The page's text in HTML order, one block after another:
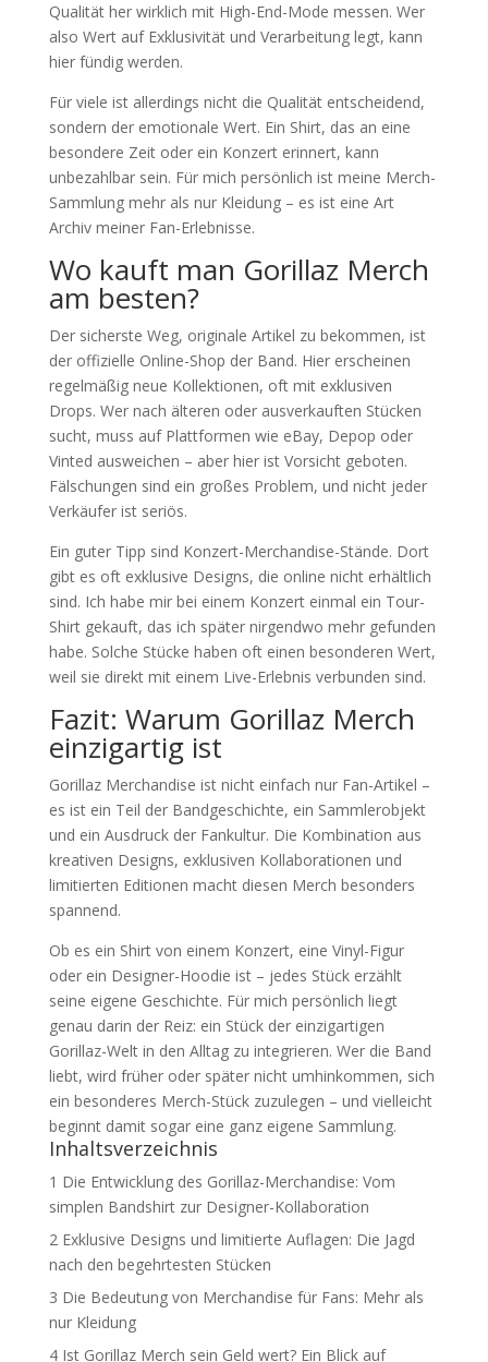
Qualität her wirklich mit High-End-Mode messen. Wer
also Wert auf Exklusivität und Verarbeitung legt, kann
hier fündig werden.
Für viele ist allerdings nicht die Qualität entscheidend,
sondern der emotionale Wert. Ein Shirt, das an eine
besondere Zeit oder ein Konzert erinnert, kann
unbezahlbar sein. Für mich persönlich ist meine Merch-
Sammlung mehr als nur Kleidung – es ist eine Art
Archiv meiner Fan-Erlebnisse.
Wo kauft man Gorillaz Merch
am besten?
Der sicherste Weg, originale Artikel zu bekommen, ist
der offizielle Online-Shop der Band. Hier erscheinen
regelmäßig neue Kollektionen, oft mit exklusiven
Drops. Wer nach älteren oder ausverkauften Stücken
sucht, muss auf Plattformen wie eBay, Depop oder
Vinted ausweichen – aber hier ist Vorsicht geboten.
Fälschungen sind ein großes Problem, und nicht jeder
Verkäufer ist seriös.
Ein guter Tipp sind Konzert-Merchandise-Stände. Dort
gibt es oft exklusive Designs, die online nicht erhältlich
sind. Ich habe mir bei einem Konzert einmal ein Tour-
Shirt gekauft, das ich später nirgendwo mehr gefunden
habe. Solche Stücke haben oft einen besonderen Wert,
weil sie direkt mit einem Live-Erlebnis verbunden sind.
Fazit: Warum Gorillaz Merch
einzigartig ist
Gorillaz Merchandise ist nicht einfach nur Fan-Artikel –
es ist ein Teil der Bandgeschichte, ein Sammlerobjekt
und ein Ausdruck der Fankultur. Die Kombination aus
kreativen Designs, exklusiven Kollaborationen und
limitierten Editionen macht diesen Merch besonders
spannend.
Ob es ein Shirt von einem Konzert, eine Vinyl-Figur
oder ein Designer-Hoodie ist – jedes Stück erzählt
seine eigene Geschichte. Für mich persönlich liegt
genau darin der Reiz: ein Stück der einzigartigen
Gorillaz-Welt in den Alltag zu integrieren. Wer die Band
liebt, wird früher oder später nicht umhinkommen, sich
ein besonderes Merch-Stück zuzulegen – und vielleicht
beginnt damit sogar eine ganz eigene Sammlung.
Inhaltsverzeichnis
1 Die Entwicklung des Gorillaz-Merchandise: Vom
simplen Bandshirt zur Designer-Kollaboration
2Exklusive Designs und limitierte Auflagen: Die Jagd
nach den begehrtesten Stücken
3 Die Bedeutung von Merchandise für Fans: Mehr als
nur Kleidung
4Ist Gorillaz Merch sein Geld wert? Ein Blick auf